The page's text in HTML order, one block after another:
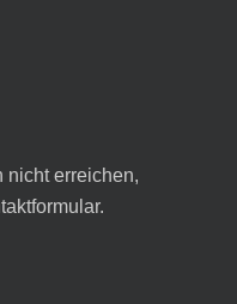
nicht erreichen,